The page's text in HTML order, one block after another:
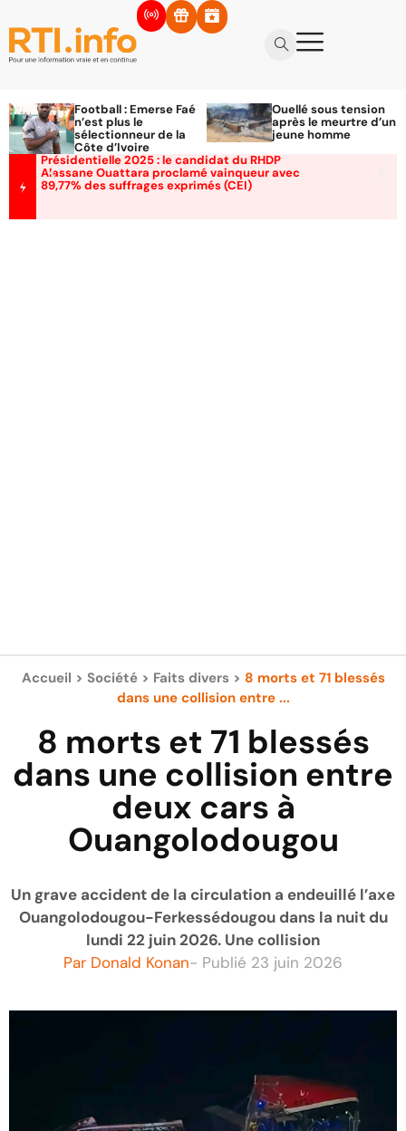
Football : Emerse Faé
n’est plus le
sélectionneur de la
Côte d’Ivoire
Ouellé sous tension
après le meurtre d’un
jeune homme
Présidentielle 2025 : le candidat du RHDP
Alassane Ouattara proclamé vainqueur avec
89,77% des suffrages exprimés (CEI)
Accueil > Société> Faits divers> 8 morts et 71 blessés
dans une collision entre ...
8 morts et 71 blessés
dans une collision entre
deux cars à
Ouangolodougou
Un grave accident de la circulation a endeuillé l’axe
Ouangolodougou-Ferkessédougou dans la nuit du
lundi 22 juin 2026. Une collision
Par Donald Konan- Publié 23 juin 2026